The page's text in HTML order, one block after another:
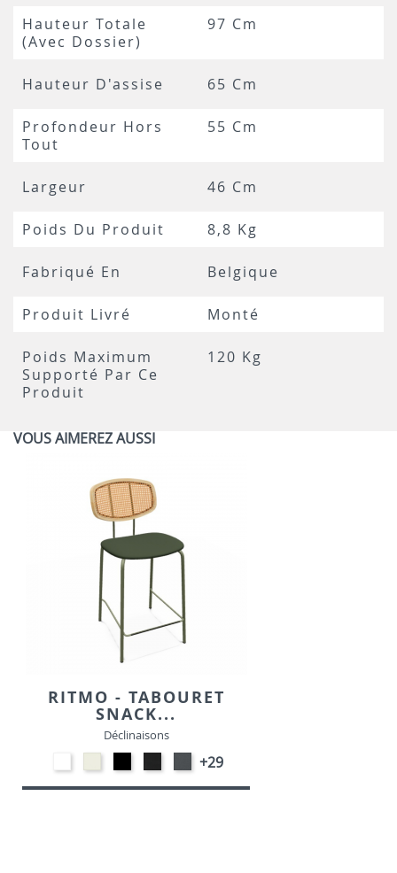
Hauteur Totale
(avec Dossier)
97 Cm
Hauteur D'assise 65 Cm
Profondeur Hors
Tout
55 Cm
Largeur 46 Cm
Poids Du Produit 8,8 Kg
Fabriqué En Belgique
Produit Livré Monté
Poids Maximum
Supporté Par Ce
Produit
120 Kg
VOUS AIMEREZ AUSSI
RITMO - TABOURET
SNACK...
Déclinaisons
BLANCM391
-
NOIR
M301
EP72
-
GRAPHITE
+29